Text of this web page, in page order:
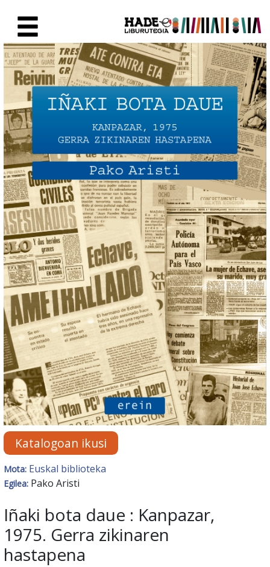
Eskuratu berriak Fitxa -
Katalogoan ikusi
Mota: Euskal biblioteka
Egilea: Pako Aristi
Iñaki bota daue : Kanpazar,
1975. Gerra zikinaren
hastapena